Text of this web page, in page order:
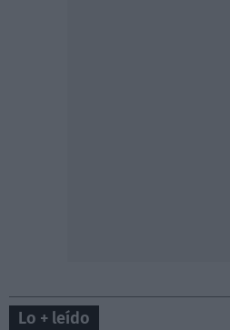
Lo + leído